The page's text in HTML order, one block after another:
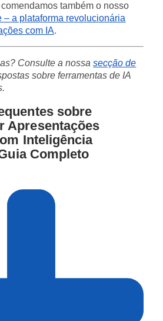
também o nosso
– a plataforma revolucionária
com IA.
Consulte a nossasecção de
sobre ferramentas de IA
sobre
Apresentações
Inteligência
Completo